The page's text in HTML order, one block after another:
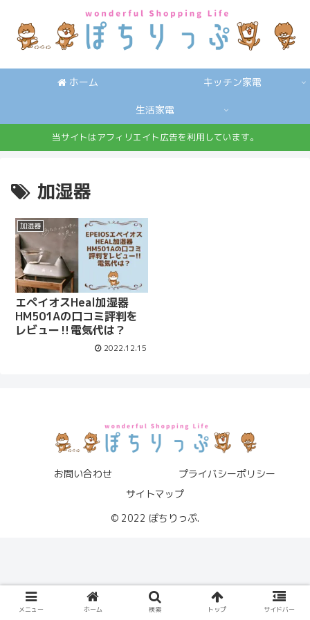
ホーム キッチン家電
生活家電
当サイトはアフィリエイト広告を利用しています。
加湿器
加湿器
エペイオスHeal加湿器
HM501Aの口コミ評判を
レビュー‼電気代は？
2022.12.15
お問い合わせ
プライバシーポリシー
サイトマップ
© 2022 ぽちりっぷ.
メニュー ホーム 検索 トップ サイドバー